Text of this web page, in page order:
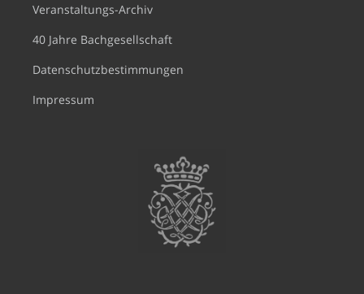
Veranstaltungs-Archiv
40 Jahre Bachgesellschaft
Datenschutzbestimmungen
Impressum